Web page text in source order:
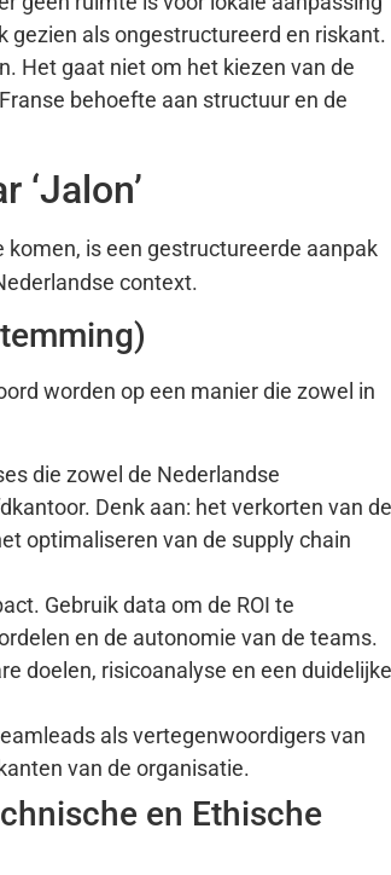
gezien als ongestructureerd en riskant.
Het gaat niet om het kiezen van de
behoefte aan structuur en de
‘Jalon’
komen, is een gestructureerde aanpak
context.
worden op een manier die zowel in
die zowel de Nederlandse
Denk aan: het verkorten van de
optimaliseren van de supply chain
Gebruik data om de ROI te
en de autonomie van de teams.
doelen, risicoanalyse en een duidelijke
als vertegenwoordigers van
van de organisatie.
en Ethische